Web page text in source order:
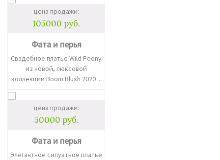
цена продажи:
105000 руб.
Фата и перья
Свадебное платье Wild Peony
из новой, люксовой
коллекции Boom Blush 2020 ...
цена продажи:
50000 руб.
Фата и перья
Элегантное силуэтное платье